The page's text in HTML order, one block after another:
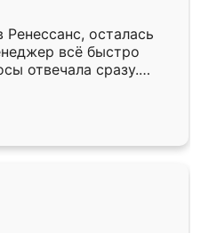
только здесь.
осталась
всё быстро
отвечала сразу.
подошёл к
Собрали
аккуратно, даже